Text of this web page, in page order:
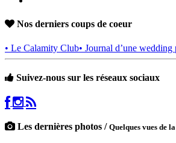
Nos derniers coups de coeur
• Le Calamity Club• Journal d’une wedding
Suivez-nous sur les réseaux sociaux
Les dernières photos / Quelques vues de